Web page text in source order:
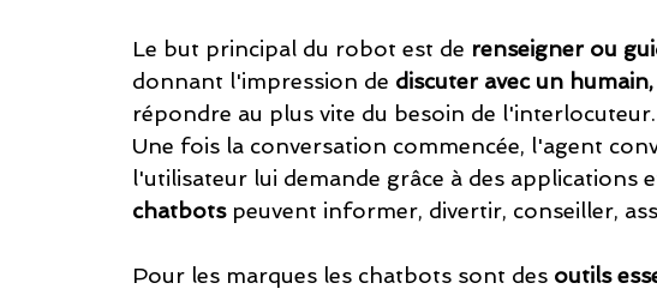
Le but principal du robot est de renseigner ou
donnant l'impression de discuter avec un
répondre au plus vite du besoin de l'interlocuteur.
Une fois la conversation commencée, l'agent
l'utilisateur lui demande grâce à des applications
chatbots peuvent informer, divertir, conseiller,
Pour les marques les chatbots sont des outils